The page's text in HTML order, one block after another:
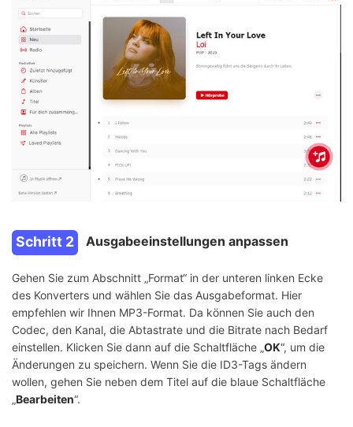
Schritt 2 Ausgabeeinstellungen anpassen
Gehen Sie zum Abschnitt „Format“ in der unteren linken Ecke
des Konverters und wählen Sie das Ausgabeformat. Hier
empfehlen wir Ihnen MP3-Format. Da können Sie auch den
Codec, den Kanal, die Abtastrate und die Bitrate nach Bedarf
einstellen. Klicken Sie dann auf die Schaltfläche „OK“, um die
Änderungen zu speichern. Wenn Sie die ID3-Tags ändern
wollen, gehen Sie neben dem Titel auf die blaue Schaltfläche
„Bearbeiten“.